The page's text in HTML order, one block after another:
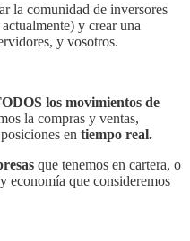
la comunidad de inversores
y crear una
y vosotros.
los movimientos de
la compras y ventas,
en tiempo real.
que tenemos en cartera, o
economía que consideremos